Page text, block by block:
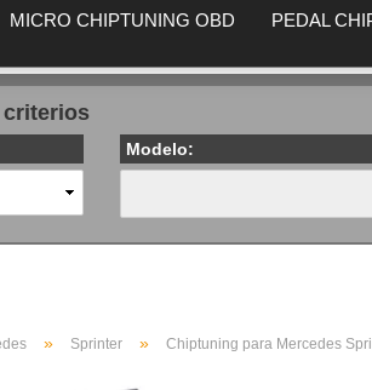
MICRO CHIPTUNING OBD PEDAL
Modelo:
» Sprinter » Chiptuning para Mercedes